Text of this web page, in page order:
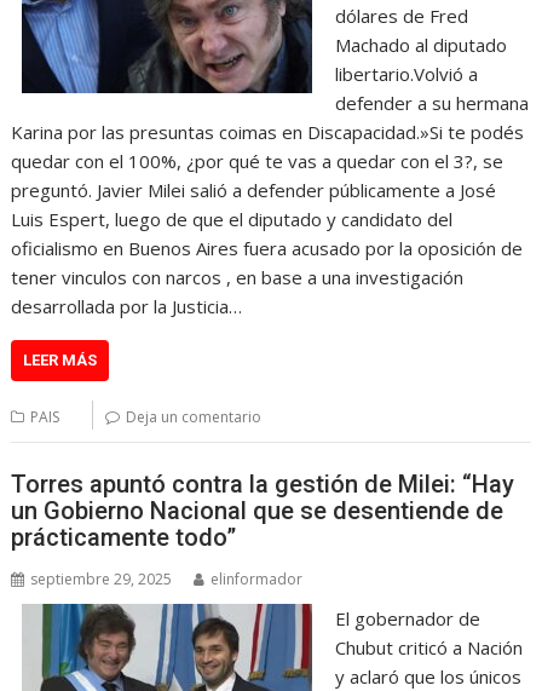
dólares de Fred
Machado al diputado
libertario.Volvió a
defender a su hermana
Karina por las presuntas coimas en Discapacidad.»Si te podés
quedar con el 100%, ¿por qué te vas a quedar con el 3?, se
preguntó. Javier Milei salió a defender públicamente a José
Luis Espert, luego de que el diputado y candidato del
oficialismo en Buenos Aires fuera acusado por la oposición de
tener vinculos con narcos , en base a una investigación
desarrollada por la Justicia…
LEER MÁS
PAIS Deja un comentario
Torres apuntó contra la gestión de Milei: “Hay
un Gobierno Nacional que se desentiende de
prácticamente todo”
septiembre 29, 2025 elinformador
El gobernador de
Chubut criticó a Nación
y aclaró que los únicos